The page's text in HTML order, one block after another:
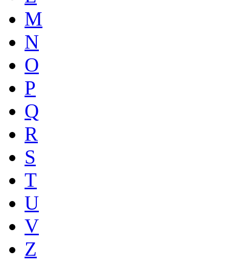
M
N
O
P
Q
R
S
T
U
V
Z